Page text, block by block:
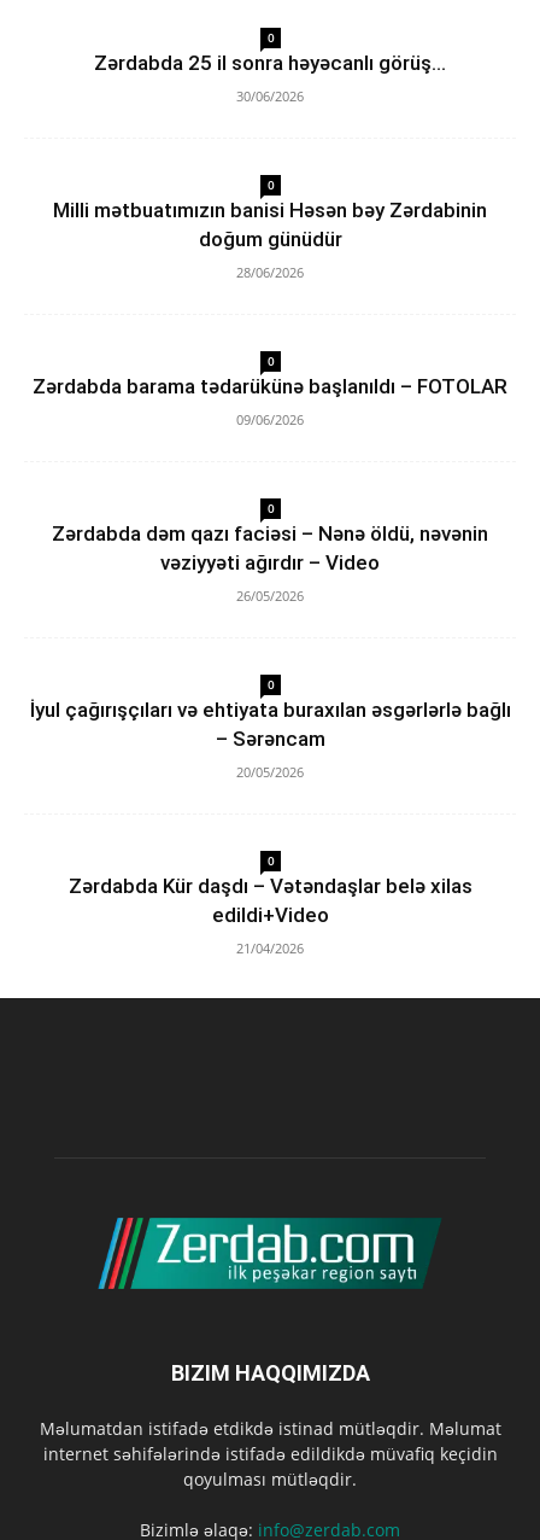
0
Zərdabda 25 il sonra həyəcanlı görüş…
30/06/2026
0
Milli mətbuatımızın banisi Həsən bəy Zərdabinin
doğum günüdür
28/06/2026
0
Zərdabda barama tədarükünə başlanıldı – FOTOLAR
09/06/2026
0
Zərdabda dəm qazı faciəsi – Nənə öldü, nəvənin
vəziyyəti ağırdır – Video
26/05/2026
0
İyul çağırışçıları və ehtiyata buraxılan əsgərlərlə bağlı
– Sərəncam
20/05/2026
0
Zərdabda Kür daşdı – Vətəndaşlar belə xilas
edildi+Video
21/04/2026
BIZIM HAQQIMIZDA
Məlumatdan istifadə etdikdə istinad mütləqdir. Məlumat
internet səhifələrində istifadə edildikdə müvafiq keçidin
qoyulması mütləqdir.
Bizimlə əlaqə: info@zerdab.com